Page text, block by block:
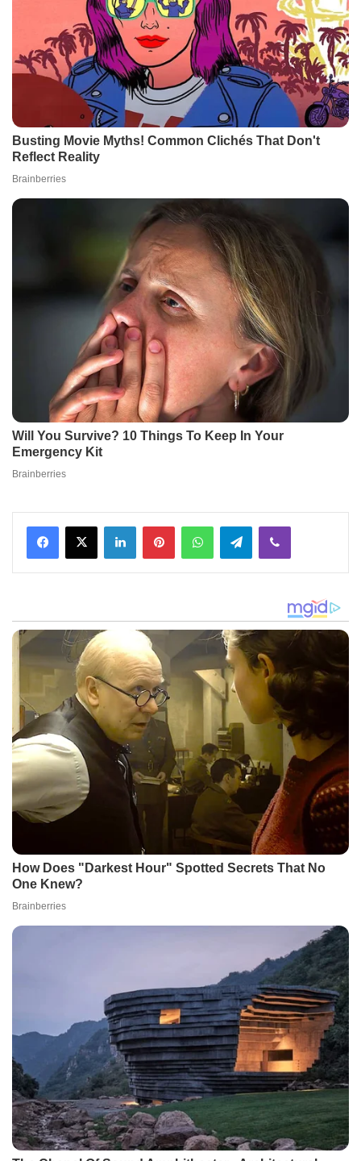
Facebook
X LinkedInPinterestWhatsAppTelegramViber